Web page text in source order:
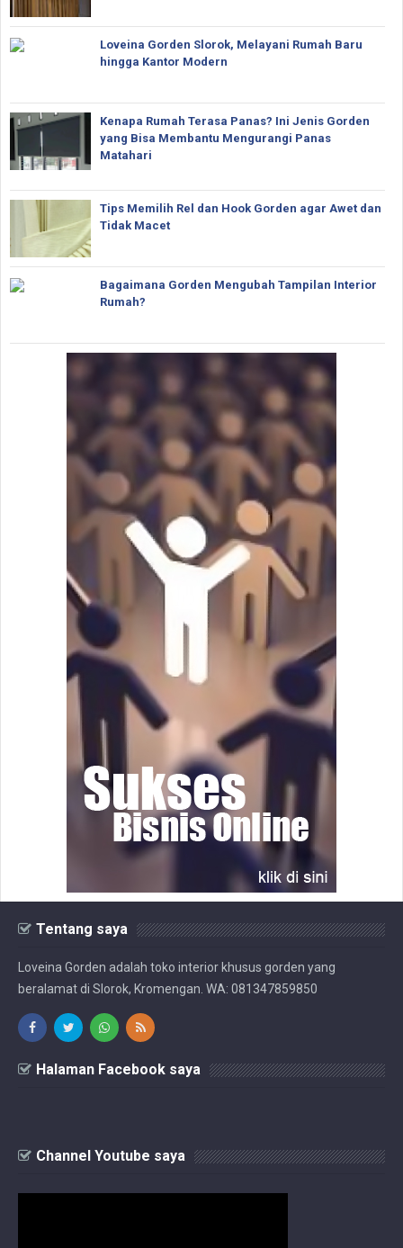
Loveina Gorden Slorok, Melayani Rumah Baru
hingga Kantor Modern
Kenapa Rumah Terasa Panas? Ini Jenis Gorden
yang Bisa Membantu Mengurangi Panas
Matahari
Tips Memilih Rel dan Hook Gorden agar Awet dan
Tidak Macet
Bagaimana Gorden Mengubah Tampilan Interior
Rumah?
Tentang saya
Loveina Gorden adalah toko interior khusus gorden yang
beralamat di Slorok, Kromengan. WA: 081347859850
Halaman Facebook saya
Channel Youtube saya